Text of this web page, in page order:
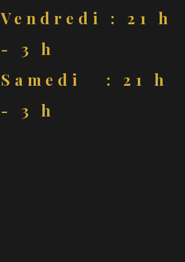
Vendredi : 21 h
- 3 h
Samedi : 21 h
- 3 h